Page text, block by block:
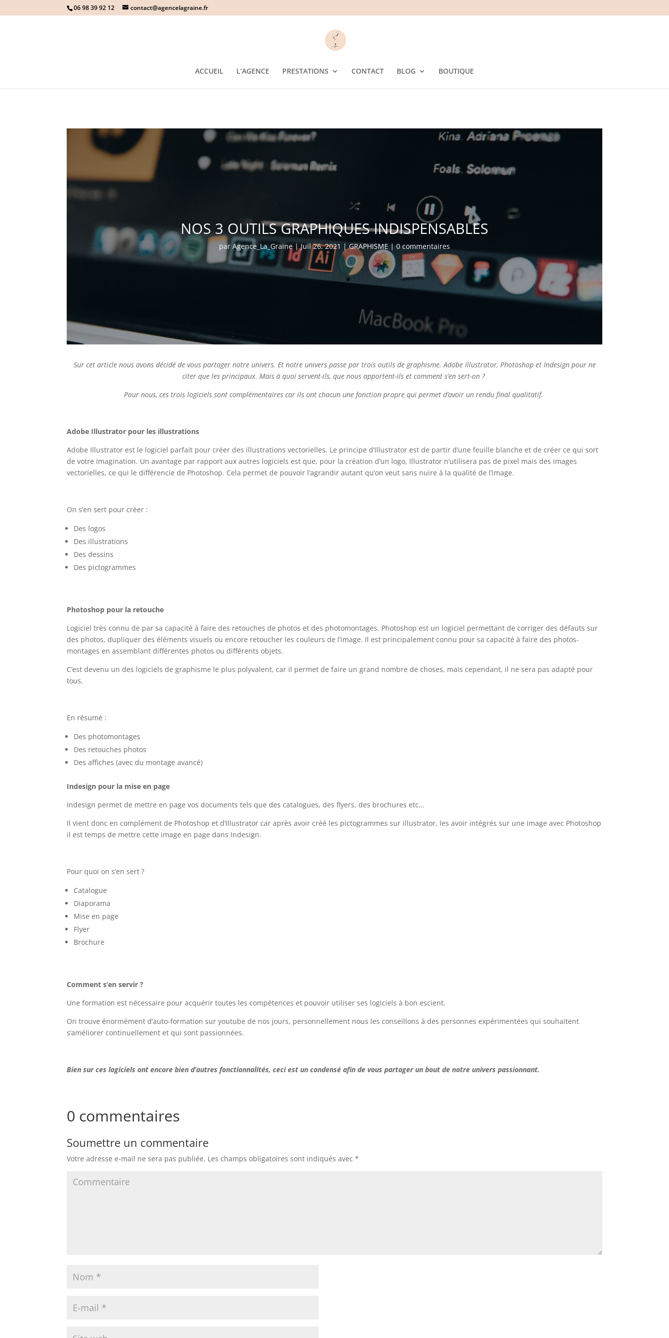
06 98 39 92 12 contact@agencelagraine.fr
ACCUEIL L’AGENCE PRESTATIONS CONTACT BLOG BOUTIQUE
NOS 3 OUTILS GRAPHIQUES INDISPENSABLES
parAgence_La_Graine |Juil 26, 2021 |GRAPHISME|0 commentaires
Sur cet article nous avons décidé de vous partager notre univers. Et notre univers passe par trois outils de graphisme. Adobe Illustrator, Photoshop et Indesign pour ne
citer que les principaux. Mais à quoi servent-ils, que nous apportent-ils et comment s’en sert-on ?
Pour nous, ces trois logiciels sont complémentaires car ils ont chacun une fonction propre qui permet d’avoir un rendu final qualitatif.
Adobe Illustrator pour les illustrations
Adobe Illustrator est le logiciel parfait pour créer des illustrations vectorielles. Le principe d’Illustrator est de partir d’une feuille blanche et de créer ce qui sort
de votre imagination. Un avantage par rapport aux autres logiciels est que, pour la création d’un logo, Illustrator n’utilisera pas de pixel mais des images
vectorielles, ce qui le différencie de Photoshop. Cela permet de pouvoir l’agrandir autant qu’on veut sans nuire à la qualité de l’image.
On s’en sert pour créer :
Des logos
Des illustrations
Des dessins
Des pictogrammes
Photoshop pour la retouche
Logiciel très connu de par sa capacité à faire des retouches de photos et des photomontages. Photoshop est un logiciel permettant de corriger des défauts sur
des photos, dupliquer des éléments visuels ou encore retoucher les couleurs de l’image. Il est principalement connu pour sa capacité à faire des photos-
montages en assemblant différentes photos ou différents objets.
C’est devenu un des logiciels de graphisme le plus polyvalent, car il permet de faire un grand nombre de choses, mais cependant, il ne sera pas adapté pour
tous.
En résumé :
Des photomontages
Des retouches photos
Des affiches (avec du montage avancé)
Indesign pour la mise en page
Indesign permet de mettre en page vos documents tels que des catalogues, des flyers, des brochures etc…
Il vient donc en complément de Photoshop et d’Illustrator car après avoir créé les pictogrammes sur illustrator, les avoir intégrés sur une image avec Photoshop
il est temps de mettre cette image en page dans Indesign.
Pour quoi on s’en sert ?
Catalogue
Diaporama
Mise en page
Flyer
Brochure
Comment s’en servir ?
Une formation est nécessaire pour acquérir toutes les compétences et pouvoir utiliser ses logiciels à bon escient.
On trouve énormément d’auto-formation sur youtube de nos jours, personnellement nous les conseillons à des personnes expérimentées qui souhaitent
s’améliorer continuellement et qui sont passionnées.
Bien sur ces logiciels ont encore bien d’autres fonctionnalités, ceci est un condensé afin de vous partager un bout de notre univers passionnant.
0 commentaires
Soumettre un commentaire
Votre adresse e-mail ne sera pas publiée. Les champs obligatoires sont indiqués avec*